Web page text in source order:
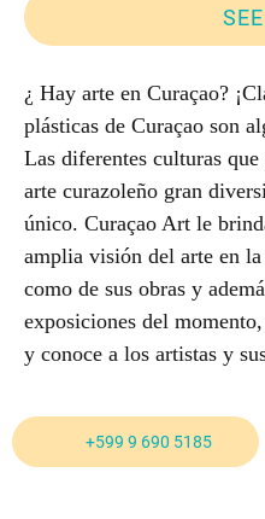
¿ Hay arte en Curaçao?
plásticas de Curaçao son
Las diferentes culturas
arte curazoleño gran
único. Curaçao Art le
amplia visión del arte en
como de sus obras y
exposiciones del
y conoce a los artistas y
+599 9 690 5185